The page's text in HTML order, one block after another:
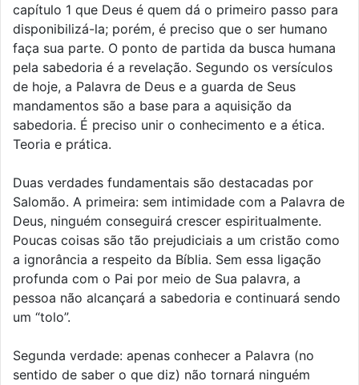
capítulo 1 que Deus é quem dá o primeiro passo para
disponibilizá-la; porém, é preciso que o ser humano
faça sua parte. O ponto de partida da busca humana
pela sabedoria é a revelação. Segundo os versículos
de hoje, a Palavra de Deus e a guarda de Seus
mandamentos são a base para a aquisição da
sabedoria. É preciso unir o conhecimento e a ética.
Teoria e prática.
Duas verdades fundamentais são destacadas por
Salomão. A primeira: sem intimidade com a Palavra de
Deus, ninguém conseguirá crescer espiritualmente.
Poucas coisas são tão prejudiciais a um cristão como
a ignorância a respeito da Bíblia. Sem essa ligação
profunda com o Pai por meio de Sua palavra, a
pessoa não alcançará a sabedoria e continuará sendo
um “tolo”.
Segunda verdade: apenas conhecer a Palavra (no
sentido de saber o que diz) não tornará ninguém